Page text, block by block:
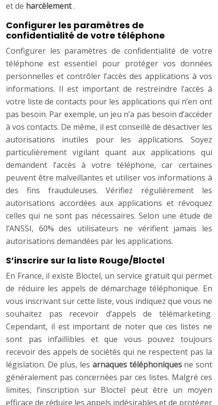
et de harcèlement.
Configurer les paramètres de
confidentialité de votre téléphone
Configurer les paramètres de confidentialité de votre
téléphone est essentiel pour protéger vos données
personnelles et contrôler l’accès des applications à vos
informations. Il est important de restreindre l’accès à
votre liste de contacts pour les applications qui n’en ont
pas besoin. Par exemple, un jeu n’a pas besoin d’accéder
à vos contacts. De même, il est conseillé de désactiver les
autorisations inutiles pour les applications. Soyez
particulièrement vigilant quant aux applications qui
demandent l’accès à votre téléphone, car certaines
peuvent être malveillantes et utiliser vos informations à
des fins frauduleuses. Vérifiez régulièrement les
autorisations accordées aux applications et révoquez
celles qui ne sont pas nécessaires. Selon une étude de
l’ANSSI, 60% des utilisateurs ne vérifient jamais les
autorisations demandées par les applications.
S’inscrire sur la liste Rouge/Bloctel
En France, il existe Bloctel, un service gratuit qui permet
de réduire les appels de démarchage téléphonique. En
vous inscrivant sur cette liste, vous indiquez que vous ne
souhaitez pas recevoir d’appels de télémarketing.
Cependant, il est important de noter que ces listes ne
sont pas infaillibles et que vous pouvez toujours
recevoir des appels de sociétés qui ne respectent pas la
législation. De plus, les arnaques téléphoniques ne sont
généralement pas concernées par ces listes. Malgré ces
limites, l’inscription sur Bloctel peut être un moyen
efficace de réduire les appels indésirables et de protéger